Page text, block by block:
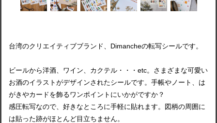
台湾のクリエイティブブランド、Dimancheの転写シールです。
ビールから洋酒、ワイン、カクテル・・・etc。さまざまな可愛い
お酒のイラストがデザインされたシールです。手帳やノート、は
がきやカードを飾るワンポイントにいかがですか？
感圧転写なので、好きなところに手軽に貼れます。図柄の周囲に
は貼った跡がほとんど目立ちません。